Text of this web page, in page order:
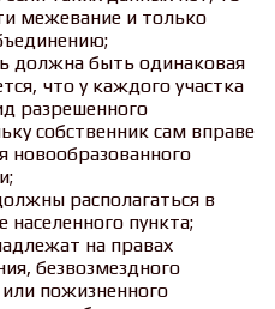
межевание и только
должна быть одинаковая
что у каждого участка
разрешенного
собственник сам вправе
новообразованного
располагаться в
населенного пункта;
на правах
безвозмездного
пожизненного